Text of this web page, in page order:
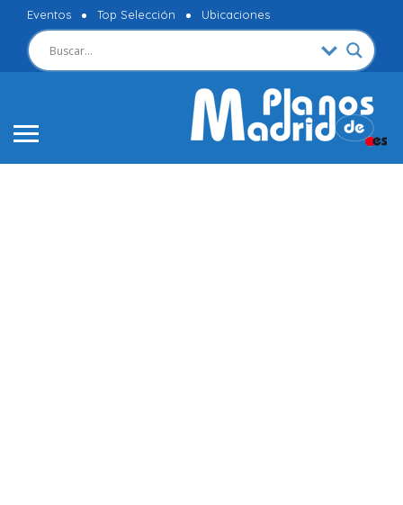
Eventos Top Selección Ubicaciones